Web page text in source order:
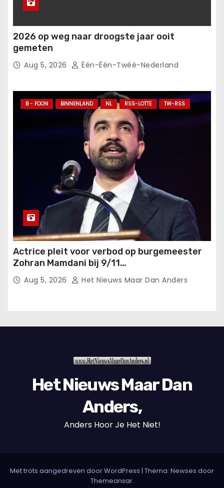
2026 op weg naar droogste jaar ooit
gemeten
Aug 5, 2026 Één-Één-Twéé-Nederland
B - FOON BINNENLAND NL RSS-LOTTE TW-RSS
Actrice pleit voor verbod op burgemeester
Zohran Mamdani bij 9/11
herdenkingsceremonie.
Aug 5, 2026 Het Nieuws Maar Dan Anders
Het Nieuws Maar Dan
Anders,
Anders Hoor Je Het Niet!
Met trots aangedreven door WordPress | Thema: Newses door
Themeansar.